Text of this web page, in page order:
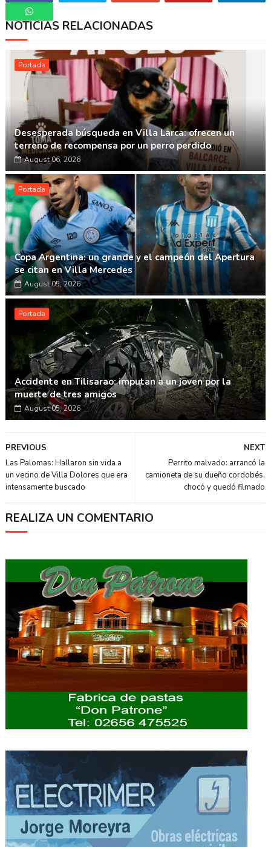
Whatsapp
NOTICIAS RELACIONADAS
Portada
Desesperada búsqueda en Villa Larca: ofrecen un
terreno de recompensa por un perro perdido
August 06, 2026
Portada
Copa Argentina: un grande y el campeón del Apertura
se citan en Villa Mercedes
August 05, 2026
Portada
Accidente en Tilisarao: imputan a un joven por la
muerte de tres amigos
August 05, 2026
NEXT
Perrito malvado: arrancó la
camioneta de su dueño cordobés,
chocó y quedó filmado
PREVIOUS
Las Palomas: Hallaron sin vida a
un vecino de Villa Dolores que era
intensamente buscado
REALIZA UN COMENTARIO